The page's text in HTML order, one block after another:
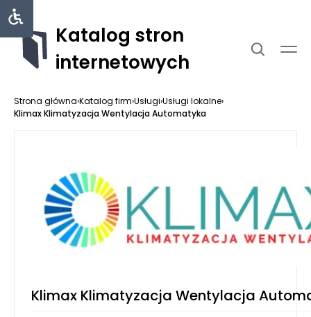
Katalog stron
internetowych
Strona główna›Katalog firm›Usługi›Usługi lokalne›
Klimax Klimatyzacja Wentylacja Automatyka
Klimax Klimatyzacja Wentylacja